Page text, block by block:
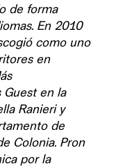
de forma
En 2010
como uno
en
Guest en la
Ranieri y
de
Colonia. Pron
por la